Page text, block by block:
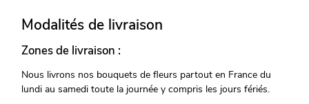
Modalités de livraison
Zones de livraison :
Nous livrons nos bouquets de fleurs partout en France du
lundi au samedi toute la journée y compris les jours fériés.